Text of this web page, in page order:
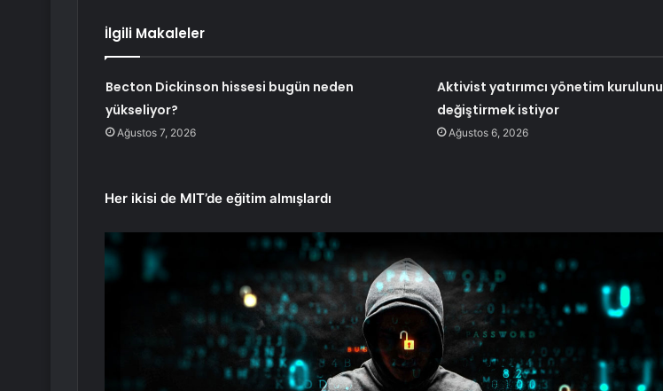
İlgili Makaleler
Becton Dickinson hissesi bugün neden
yükseliyor?
Ağustos 7, 2026
Aktivist yatırımcı yönetim kurulunu
değiştirmek istiyor
Ağustos 6, 2026
Her ikisi de MIT’de eğitim almışlardı